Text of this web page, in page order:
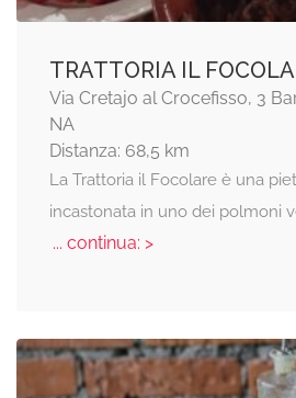
TRATTORIA IL
Via Cretajo al Crocefisso, 3
NA
Distanza: 68,5 km
La Trattoria il Focolare è una
incastonata in uno dei polmoni
... continua: >